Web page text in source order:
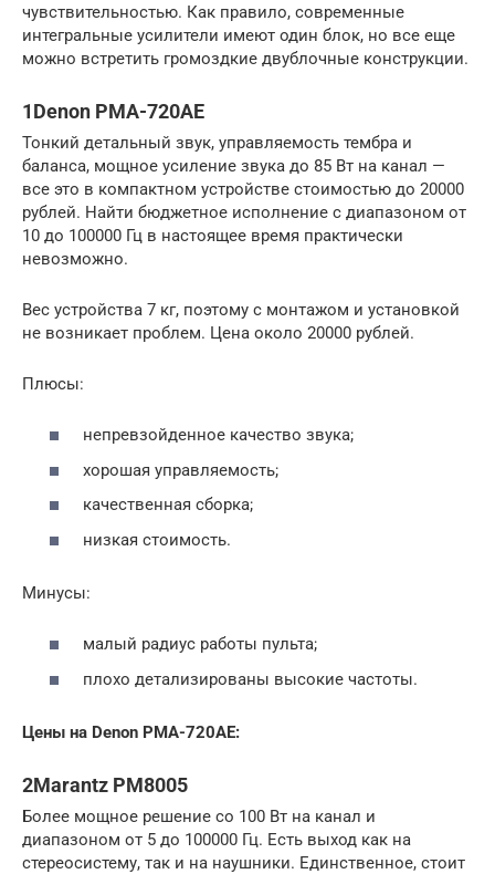
чувствительностью. Как правило, современные
интегральные усилители имеют один блок, но все еще
можно встретить громоздкие двублочные конструкции.
1Denon PMA-720AE
Тонкий детальный звук, управляемость тембра и
баланса, мощное усиление звука до 85 Вт на канал —
все это в компактном устройстве стоимостью до 20000
рублей. Найти бюджетное исполнение с диапазоном от
10 до 100000 Гц в настоящее время практически
невозможно.
Вес устройства 7 кг, поэтому с монтажом и установкой
не возникает проблем. Цена около 20000 рублей.
Плюсы:
непревзойденное качество звука;
хорошая управляемость;
качественная сборка;
низкая стоимость.
Минусы:
малый радиус работы пульта;
плохо детализированы высокие частоты.
Цены на Denon PMA-720AE:
2Marantz PM8005
Более мощное решение со 100 Вт на канал и
диапазоном от 5 до 100000 Гц. Есть выход как на
стереосистему, так и на наушники. Единственное, стоит